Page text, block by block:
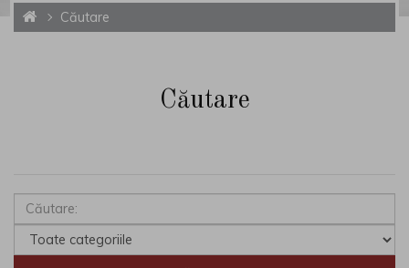
Căutare
Căutare